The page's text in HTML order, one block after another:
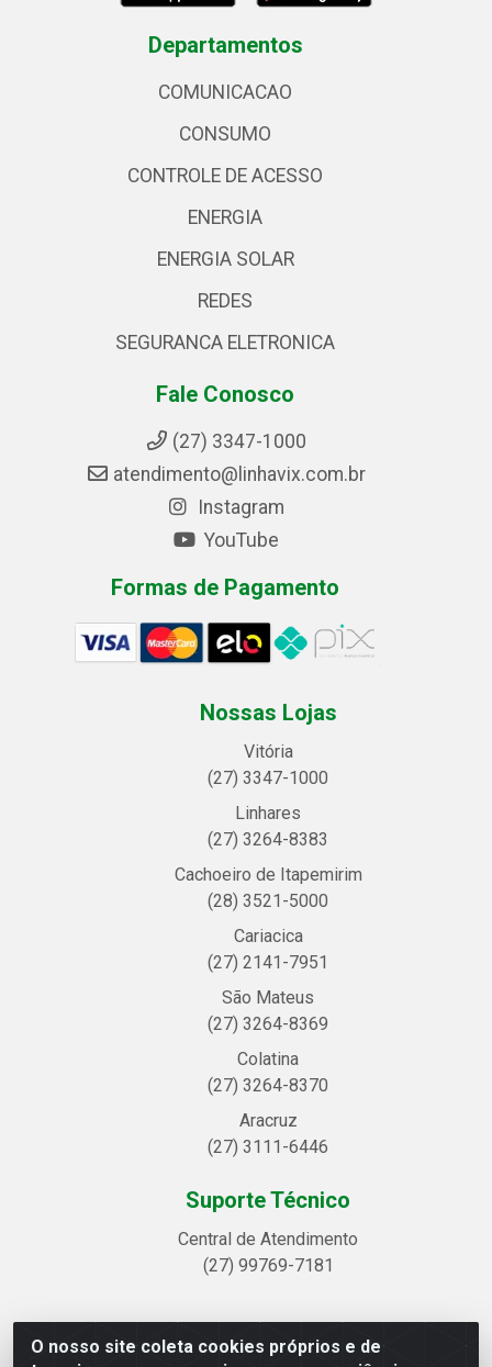
O nosso site coleta cookies próprios e de
Departamentos
COMUNICACAO
CONSUMO
CONTROLE DE ACESSO
ENERGIA
ENERGIA SOLAR
REDES
SEGURANCA ELETRONICA
Fale Conosco
(27) 3347-1000
atendimento@linhavix.com.br
Instagram
YouTube
Formas de Pagamento
Nossas Lojas
Vitória
(27) 3347-1000
Linhares
(27) 3264-8383
Cachoeiro de Itapemirim
(28) 3521-5000
Cariacica
(27) 2141-7951
São Mateus
(27) 3264-8369
Colatina
(27) 3264-8370
Aracruz
(27) 3111-6446
Suporte Técnico
Central de Atendimento
(27) 99769-7181
Linhavix Distribuidora LTDA - Avenida Alegre, 2521 -